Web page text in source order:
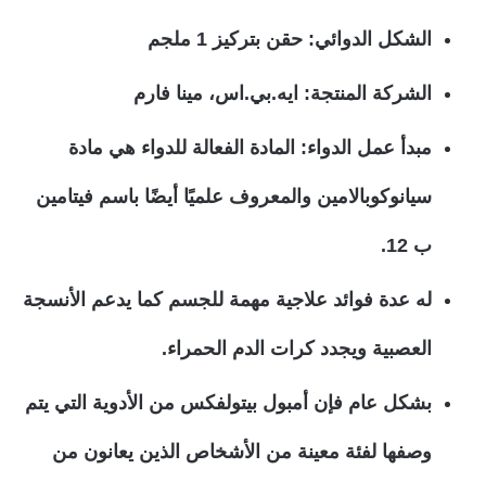
الشكل الدوائي: حقن بتركيز 1 ملجم
الشركة المنتجة: ايه.بي.اس، مينا فارم
مبدأ عمل الدواء: المادة الفعالة للدواء هي مادة
سيانوكوبالامين والمعروف علميًا أيضًا باسم فيتامين
ب 12.
له عدة فوائد علاجية مهمة للجسم كما يدعم الأنسجة
العصبية ويجدد كرات الدم الحمراء.
بشكل عام فإن أمبول بيتولفكس من الأدوية التي يتم
وصفها لفئة معينة من الأشخاص الذين يعانون من